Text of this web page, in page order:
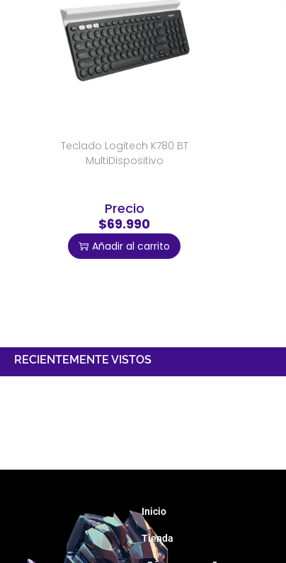
Teclado Logitech K780 BT
MultiDispositivo
Precio
$69.990
Añadir al carrito
RECIENTEMENTE VISTOS
Inicio
Tienda